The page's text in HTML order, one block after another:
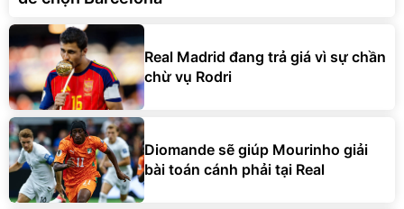
Real Madrid đang trả giá vì sự chần
chừ vụ Rodri
Diomande sẽ giúp Mourinho giải
bài toán cánh phải tại Real